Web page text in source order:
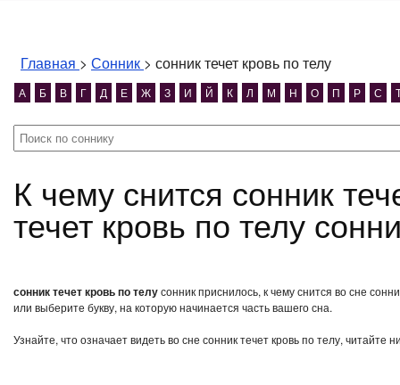
Главная > Сонник > сонник течет кровь по телу
А Б В Г Д Е Ж З И Й К Л М Н О П Р С
К чему снится сонник течет кровь по телу? сонник
течет кровь по телу
сонник течет кровь по телусонник приснилось, к чему снится во сне
или выберите букву, на которую начинается часть вашего сна.
Узнайте, что означает видеть во сне сонник течет кровь по телу, читайте